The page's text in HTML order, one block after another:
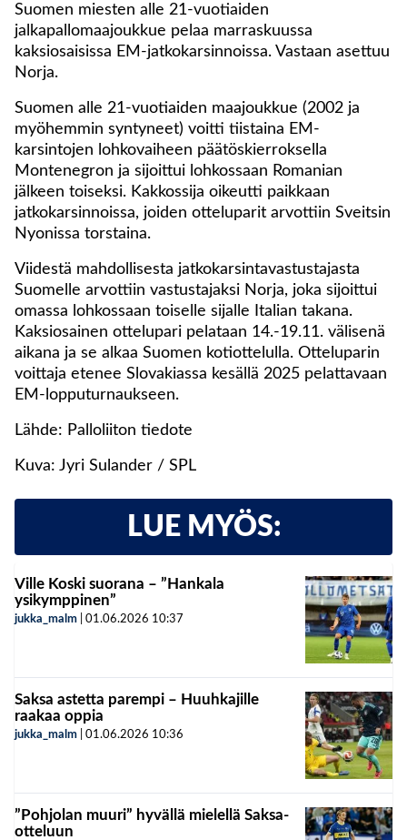
Suomen miesten alle 21-vuotiaiden
jalkapallomaajoukkue pelaa marraskuussa
kaksiosaisissa EM-jatkokarsinnoissa. Vastaan asettuu
Norja.
Suomen alle 21-vuotiaiden maajoukkue (2002 ja
myöhemmin syntyneet) voitti tiistaina EM-
karsintojen lohkovaiheen päätöskierroksella
Montenegron ja sijoittui lohkossaan Romanian
jälkeen toiseksi. Kakkossija oikeutti paikkaan
jatkokarsinnoissa, joiden otteluparit arvottiin Sveitsin
Nyonissa torstaina.
Viidestä mahdollisesta jatkokarsintavastustajasta
Suomelle arvottiin vastustajaksi Norja, joka sijoittui
omassa lohkossaan toiselle sijalle Italian takana.
Kaksiosainen ottelupari pelataan 14.-19.11. välisenä
aikana ja se alkaa Suomen kotiottelulla. Otteluparin
voittaja etenee Slovakiassa kesällä 2025 pelattavaan
EM-lopputurnaukseen.
Lähde: Palloliiton tiedote
Kuva: Jyri Sulander / SPL
LUE MYÖS:
Ville Koski suorana – ”Hankala
ysikymppinen”
jukka_malm 01.06.2026 10:37
Saksa astetta parempi – Huuhkajille
raakaa oppia
jukka_malm 01.06.2026 10:36
”Pohjolan muuri” hyvällä mielellä Saksa-
otteluun